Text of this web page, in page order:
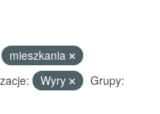
mieszkania
Wyry
Grupy: